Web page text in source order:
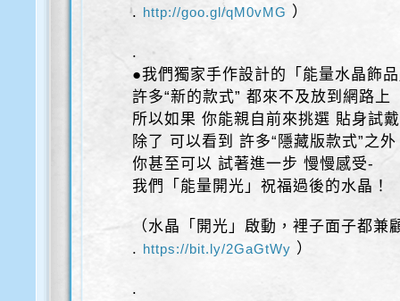
. http://goo.gl/qM0vMG ）
.
●我們獨家手作設計的「能量水晶飾
許多“新的款式” 都來不及放到網路上
所以如果 你能親自前來挑選 貼身試戴
除了 可以看到 許多“隱藏版款式”之外
你甚至可以 試著進一步 慢慢感受-
我們「能量開光」祝福過後的水晶！
（水晶「開光」啟動，裡子面子都兼
. https://bit.ly/2GaGtWy ）
.